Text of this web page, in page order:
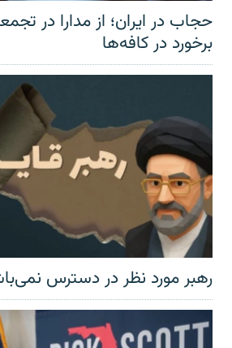
حجاب در ایران؛ از مدارا در
برخورد در کافه‌ها
رهبر مورد نظر در دسترس